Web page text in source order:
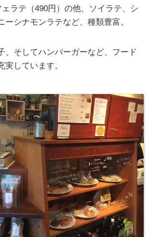
ェラテ（490円）の他、ソイラテ、シ
ーシナモンラテなど、種類豊富。
、そしてハンバーガーなど、フード
実しています。